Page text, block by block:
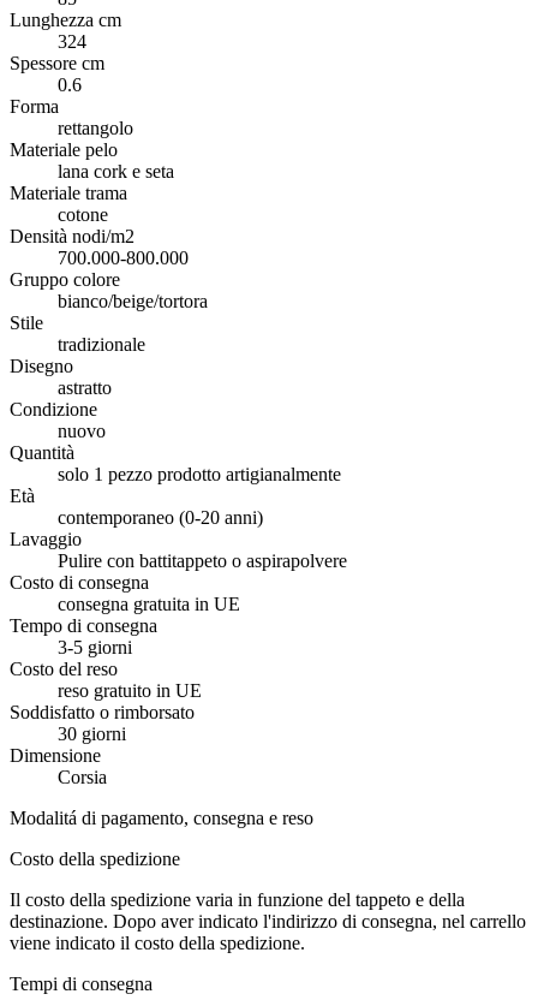
Lunghezza cm
324
Spessore cm
0.6
Forma
rettangolo
Materiale pelo
lana cork e seta
Materiale trama
cotone
Densità nodi/m2
700.000-800.000
Gruppo colore
bianco/beige/tortora
Stile
tradizionale
Disegno
astratto
Condizione
nuovo
Quantità
solo 1 pezzo prodotto artigianalmente
Età
contemporaneo (0-20 anni)
Lavaggio
Pulire con battitappeto o aspirapolvere
Costo di consegna
consegna gratuita in UE
Tempo di consegna
3-5 giorni
Costo del reso
reso gratuito in UE
Soddisfatto o rimborsato
30 giorni
Dimensione
Corsia
Modalitá di pagamento, consegna e reso
Costo della spedizione
Il costo della spedizione varia in funzione del tappeto e della
destinazione. Dopo aver indicato l'indirizzo di consegna, nel carrello
viene indicato il costo della spedizione.
Tempi di consegna